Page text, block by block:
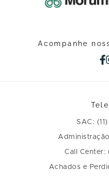
Acompanhe
SAC:
Call Center:
Achados e